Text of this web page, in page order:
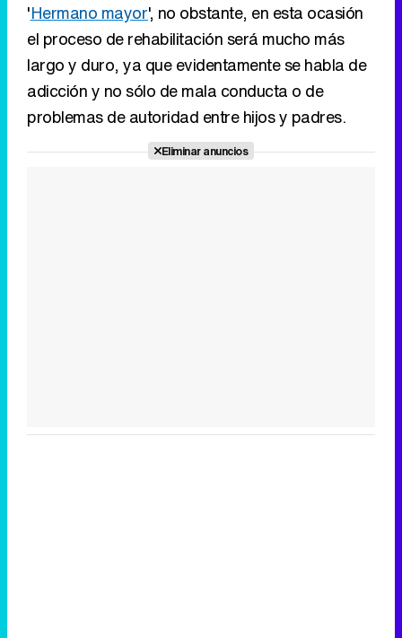
'Hermano mayor', no obstante, en esta ocasión
el proceso de rehabilitación será mucho más
largo y duro, ya que evidentamente se habla de
adicción y no sólo de mala conducta o de
problemas de autoridad entre hijos y padres.
Eliminar anuncios